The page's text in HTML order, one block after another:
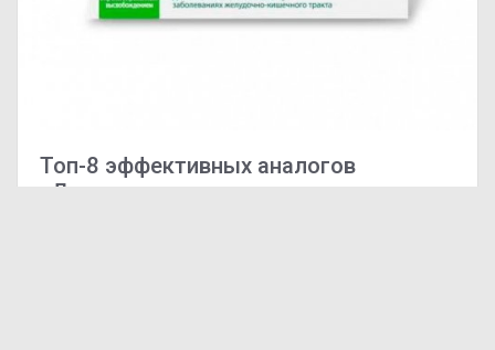
Топ-8 эффективных аналогов
«Дюспаталина»